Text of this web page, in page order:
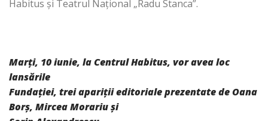
Habitus și Teatrul Național „Radu Stanca”.
Marți, 10 iunie, la Centrul Habitus, vor avea loc
lansările
Fundației, trei apariții editoriale prezentate de Oana
Borș, Mircea Morariu și